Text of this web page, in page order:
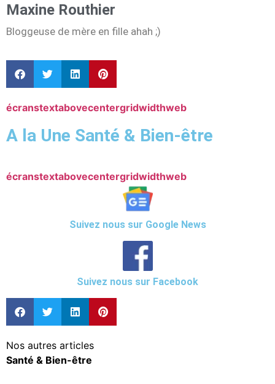
Maxine Routhier
Bloggeuse de mère en fille ahah ;)
écranstextabovecentergridwidthweb
A la Une Santé & Bien-être
écranstextabovecentergridwidthweb
Suivez nous sur Google News
Suivez nous sur Facebook
Nos autres articles
Santé & Bien-être